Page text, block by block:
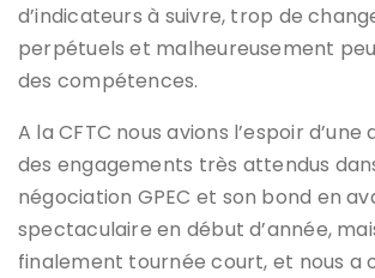
d’indicateurs à suivre, trop de
perpétuels et malheureusement
des compétences.
A la CFTC nous avions l’espoir
des engagements très attendus
négociation GPEC et son bond en
spectaculaire en début d’année,
finalement tournée court, et nous a